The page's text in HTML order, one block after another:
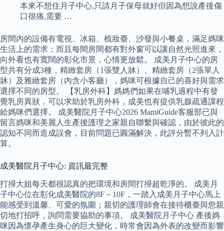
本來不想住月子中心,只請月子保母就好但因為想說產後傷
口很痛,需要 …
房間內的設備有電視、冰箱、梳妝臺、沙發與小餐桌，滿足媽咪
生活上的需求；而且每間房間都有對外窗可以讓自然光照進來，
向外看也有寬闊的彰化市景，心情更放鬆。 成美月子中心的房
型共有分成3種，精緻套房（1張雙人牀）、精緻套房（2張單人
牀）及雅緻套房（內含小客廳），媽咪可根據自己的喜好與需求
選擇不同的房型。 【乳房外科】媽媽們如果在哺乳過程中有發
覺乳房異狀，可以求助於乳房外科，成美也有提供乳腺疏通課程
給媽咪們選擇。 成美醫院月子中心2026 MamiGuide客服部已與
留言媽咪和美麗人生產後護理之家親自聯繫與確認，由於彼此的
認知不同而造成誤會，目前問題已圓滿解決，此評分暫不列入計
算。
成美醫院月子中心: 資訊最完整
打掃大姐每天都很認真的把環境和房間打掃超乾淨的。 成美月
子中心位在彰化成美醫院的8F－10F，一踏入成美月子中心馬上
能感受到溫馨、可愛的氛圍；親切的護理師會在接待櫃臺與您親
切地打招呼，詢問需要協助的事項。 成美醫院月子中心 產後媽
咪因為懷孕產生身心的巨大變化，時常會因為外表的改變而影響